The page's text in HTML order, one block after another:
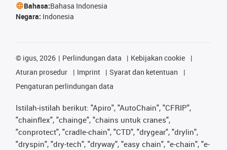
Bahasa:Bahasa Indonesia
Negara: Indonesia
© igus, 2026 Perlindungan data
Kebijakan cookie
Aturan prosedur
Imprint
Syarat dan ketentuan
Pengaturan perlindungan data
Istilah-istilah berikut: "Apiro", "AutoChain", "CFRIP",
"chainflex", "chainge", "chains untuk cranes",
"conprotect", "cradle-chain", "CTD", "drygear", "drylin",
"dryspin", "dry-tech", "dryway", "easy chain", "e-chain", "e-